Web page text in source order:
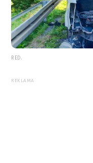
RED.
REKLAMA